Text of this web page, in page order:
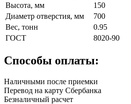
Высота, мм
150
Диаметр отверстия, мм
700
Вес, тонн
0.95
ГОСТ
8020-90
Способы оплаты:
Наличными после приемки
Перевод на карту Сбербанка
Безналичный расчет